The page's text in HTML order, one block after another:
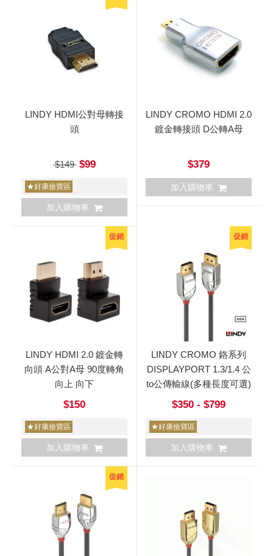
LINDY HDMI公對母轉接
頭
$149 $99
★好康撿寶區
加入購物車
LINDY CROMO HDMI 2.0
鍍金轉接頭 D公轉A母
$379
加入購物車
促銷
LINDY HDMI 2.0 鍍金轉
向頭 A公對A母 90度轉角
向上 向下
$150
★好康撿寶區
加入購物車
促銷
LINDY CROMO 鉻系列
DISPLAYPORT 1.3/1.4 公
to公傳輸線(多種長度可選)
$350 - $799
★好康撿寶區
加入購物車
促銷